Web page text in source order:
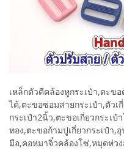
เหล็กตัวดีคล้องหูกระเป๋า,ตะข
ได้,ตะขอซ่อมสายกระเป๋า,ตัวเ
กระเป๋า2นิ้ว,ตะขอเกี่ยวกระเ
ทอง,ตะขอก้ามปูเกี่ยวกระเป๋า,
มือ,คอหมาจิ๋วคล้องโซ่,หมุดห่ว